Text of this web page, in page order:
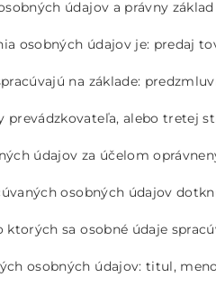
údajov a právny
osobných údajov je: predaj
na základe:
prevádzkovateľa, alebo tretej
údajov za účelom
osobných údajov
ktorých sa osobné údaje
osobných údajov: titul,